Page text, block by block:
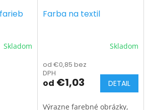
Skladom
Farba na textil
Skladom
od €0,85 bez
DPH
od €1,03 DETAIL
Výrazne farebné obrázky,